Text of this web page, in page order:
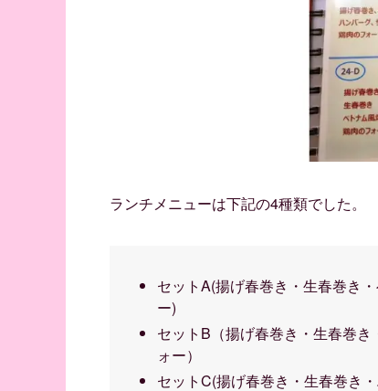
ランチメニューは下記の4種類でした。
セットA(揚げ春巻き・生春巻き
ー)
セットB（揚げ春巻き・生春巻
ォー）
セットC(揚げ春巻き・生春巻き